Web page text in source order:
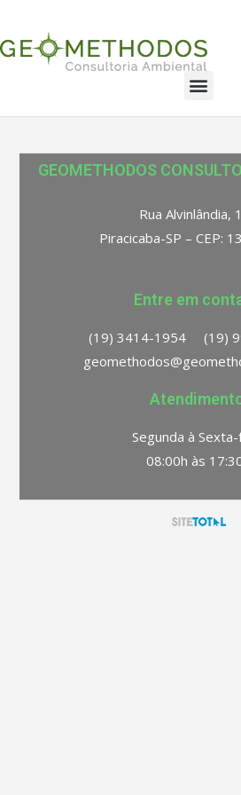
GEOMETHODOS
Rua Alvinlândia,
Piracicaba-SP – CEP:
Entre em
(19) 3414-1954 (19)
Segunda à
08:00h às